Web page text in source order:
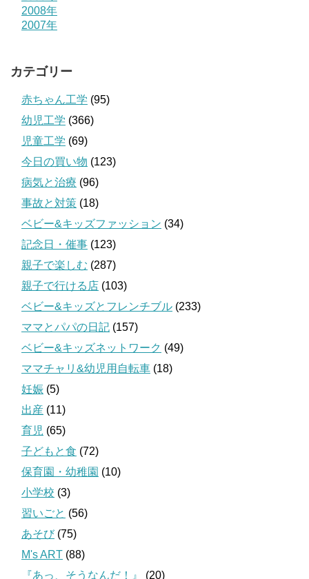
2008年
2007年
カテゴリー
赤ちゃん工学 (95)
幼児工学 (366)
児童工学 (69)
今日の買い物 (123)
病気と治療 (96)
事故と対策 (18)
ベビー&キッズファッション (34)
記念日・催事 (123)
親子で楽しむ (287)
親子で行ける店 (103)
ベビー&キッズとフレンチブル (233)
ママとパパの日記 (157)
ベビー&キッズネットワーク (49)
ママチャリ&幼児用自転車 (18)
妊娠 (5)
出産 (11)
育児 (65)
子どもと食 (72)
保育園・幼稚園 (10)
小学校 (3)
習いごと (56)
あそび(75)
M's ART (88)
『あっ、そうなんだ！』
(20)